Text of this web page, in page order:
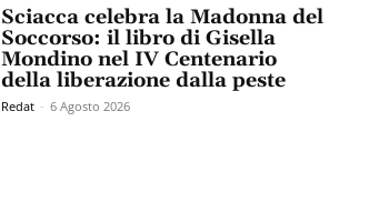
Sciacca celebra la Madonna del
Soccorso: il libro di Gisella
Mondino nel IV Centenario
della liberazione dalla peste
Redat - 6 Agosto 2026